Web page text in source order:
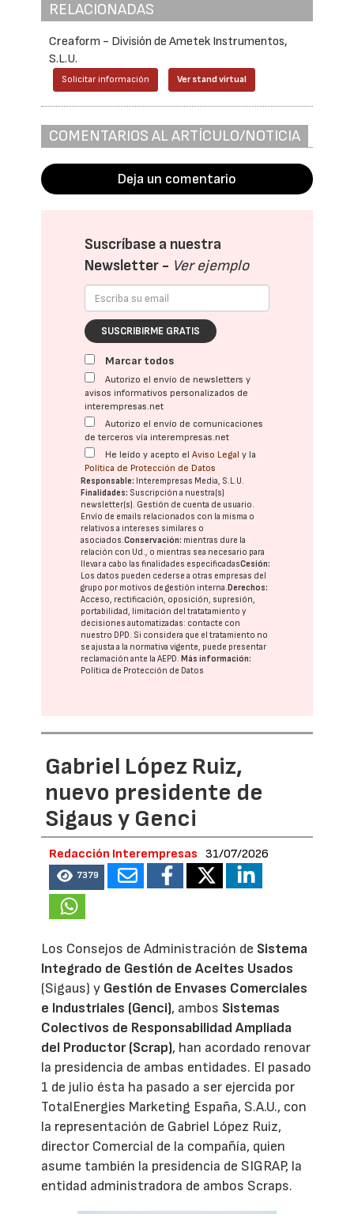
RELACIONADAS
Creaform - División de Ametek Instrumentos,
S.L.U.
Solicitar información Ver stand virtual
COMENTARIOS AL ARTÍCULO/NOTICIA
Deja un comentario
Suscríbase a nuestra
Newsletter - Ver ejemplo
SUSCRIBIRME GRATIS
Marcar todos
Autorizo el envío de newsletters y
avisos informativos personalizados de
interempresas.net
Autorizo el envío de comunicaciones
de terceros vía interempresas.net
He leído y acepto elAviso Legal y la
Política de Protección de Datos
Responsable: Interempresas Media, S.L.U.
Finalidades: Suscripción a nuestra(s)
newsletter(s). Gestión de cuenta de usuario.
Envío de emails relacionados con la misma o
relativos a intereses similares o
asociados.Conservación: mientras dure la
relación con Ud., o mientras sea necesario para
llevar a cabo las finalidades especificadasCesión:
Los datos pueden cederse a otras empresas del
grupo por motivos de gestión interna. Derechos:
Acceso, rectificación, oposición, supresión,
portabilidad, limitación del tratatamiento y
decisiones automatizadas: contacte con
nuestro DPD. Si considera que el tratamiento no
se ajusta a la normativa vigente, puede presentar
reclamación ante laAEPD. Más información:
Política de Protección de Datos
Gabriel López Ruiz,
nuevo presidente de
Sigaus y Genci
Redacción Interempresas 31/07/2026
7379
Los Consejos de Administración de Sistema
Integrado de Gestión de Aceites Usados
(Sigaus) y Gestión de Envases Comerciales
e Industriales (Genci), ambos Sistemas
Colectivos de Responsabilidad Ampliada
del Productor (Scrap), han acordado renovar
la presidencia de ambas entidades. El pasado
1 de julio ésta ha pasado a ser ejercida por
TotalEnergies Marketing España, S.A.U., con
la representación de Gabriel López Ruiz,
director Comercial de la compañía, quien
asume también la presidencia de SIGRAP, la
entidad administradora de ambos Scraps.